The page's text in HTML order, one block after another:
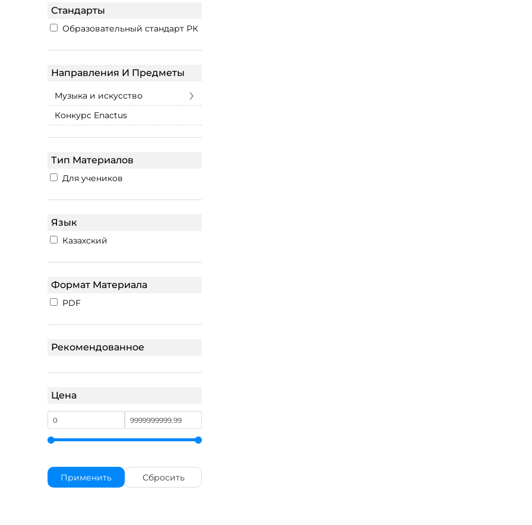
Стандарты
Образовательный стандарт РК
Направления И Предметы
Музыка и искусство ›
Конкурс Enactus
Тип Материалов
Для учеников
Язык
Казахский
Формат Материала
PDF
Рекомендованное
Цена
Применить Сбросить